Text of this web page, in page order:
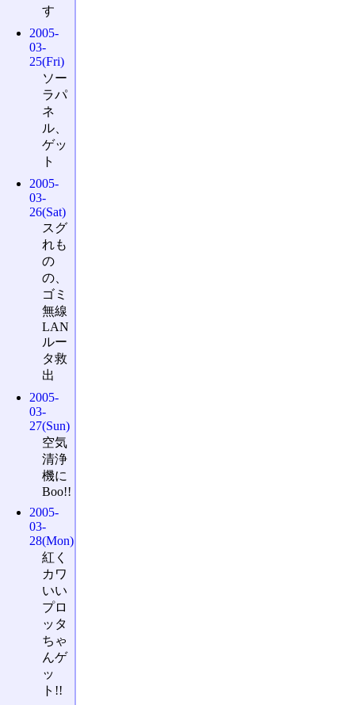
す
2005-
03-
25(Fri)
ソー
ラパ
ネ
ル、
ゲッ
ト
2005-
03-
26(Sat)
スグ
れも
の
の、
ゴミ
無線
LAN
ルー
タ救
出
2005-
03-
27(Sun)
空気
清浄
機に
Boo!!
2005-
03-
28(Mon)
紅く
カワ
いい
プロ
ッタ
ちゃ
んゲ
ッ
ト!!